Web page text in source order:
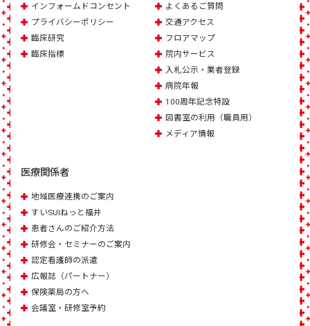
インフォームドコンセント
プライバシーポリシー
臨床研究
臨床指標
よくあるご質問
交通アクセス
フロアマップ
院内サービス
入札公示・業者登録
病院年報
100周年記念特設
図書室の利用（職員用）
メディア情報
医療関係者
地域医療連携のご案内
すいSUIねっと福井
患者さんのご紹介方法
研修会・セミナーのご案内
認定看護師の派遣
広報誌（パートナー）
保険薬局の方へ
会議室・研修室予約